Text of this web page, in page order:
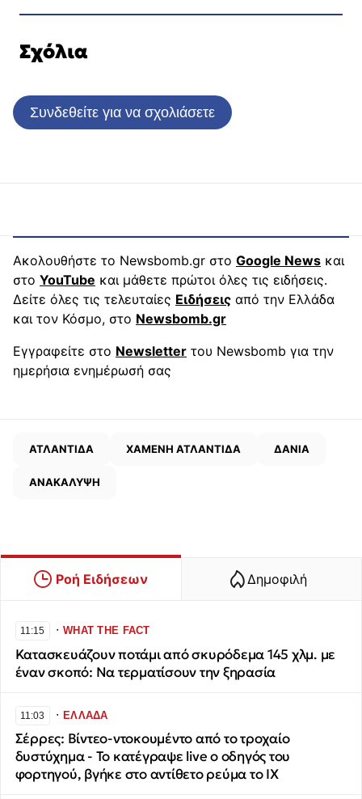
Σχόλια
Συνδεθείτε για να σχολιάσετε
Ακολουθήστε το Newsbomb.gr στο Google News και
στο YouTube και μάθετε πρώτοι όλες τις ειδήσεις.
Δείτε όλες τις τελευταίες Ειδήσεις από την Ελλάδα
και τον Κόσμο, στο Newsbomb.gr
Εγγραφείτε στο Newsletter του Newsbomb για την
ημερήσια ενημέρωσή σας
ΑΤΛΑΝΤΙΔΑ ΧΑΜΕΝΗ ΑΤΛΑΝΤΙΔΑ ΔΑΝΙΑ
ΑΝΑΚΑΛΥΨΗ
Ροή Ειδήσεων Δημοφιλή
11:15 ∙WHAT THE FACT
Κατασκευάζουν ποτάμι από σκυρόδεμα 145 χλμ. με
έναν σκοπό: Να τερματίσουν την ξηρασία
11:03 ∙ΕΛΛΑΔΑ
Σέρρες: Βίντεο-ντοκουμέντο από το τροχαίο
δυστύχημα - Το κατέγραψε live ο οδηγός του
φορτηγού, βγήκε στο αντίθετο ρεύμα το ΙΧ